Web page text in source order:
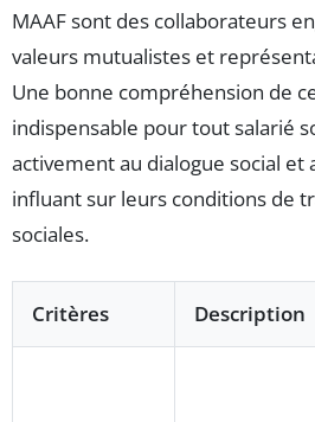
MAAF sont des collaborateurs
valeurs mutualistes et
Une bonne compréhension de
indispensable pour tout salarié
activement au dialogue social et
influant sur leurs conditions de
sociales.
Critères Description